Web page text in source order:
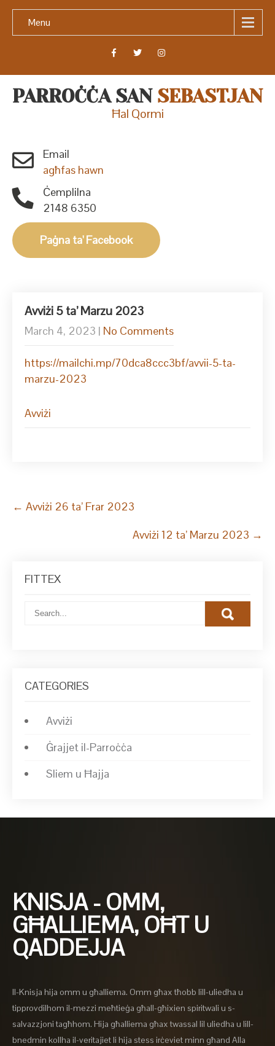
Menu
PARROĊĊA SAN SEBASTJAN
Ħal Qormi
Email
agħfas hawn
Ċemplilna
2148 6350
Paġna ta' Facebook
Avviżi 5 ta’ Marzu 2023
March 4, 2023 | No Comments
https://mailchi.mp/70dca8ccc3bf/avvii-5-ta-
marzu-2023
Avviżi
Post
navigation
← Avviżi 26 ta’ Frar 2023
Avviżi 12 ta’ Marzu 2023 →
FITTEX
CATEGORIES
Avviżi
Ġrajjet il-Parroċċa
Sliem u Ħajja
KNISJA - OMM,
GĦALLIEMA, OĦT U
QADDEJJA
Il-Knisja hija omm u għalliema. Omm għax tħobb lill-uliedha u
tipprovdilhom il-mezzi meħtieġa għall-għixien spiritwali u s-
salvazzjoni tagħhom. Hija għalliema għax twassal lil uliedha u lill-
bnedmin kollha il-veritajiet li hija stess irċeviet minn għand Alla